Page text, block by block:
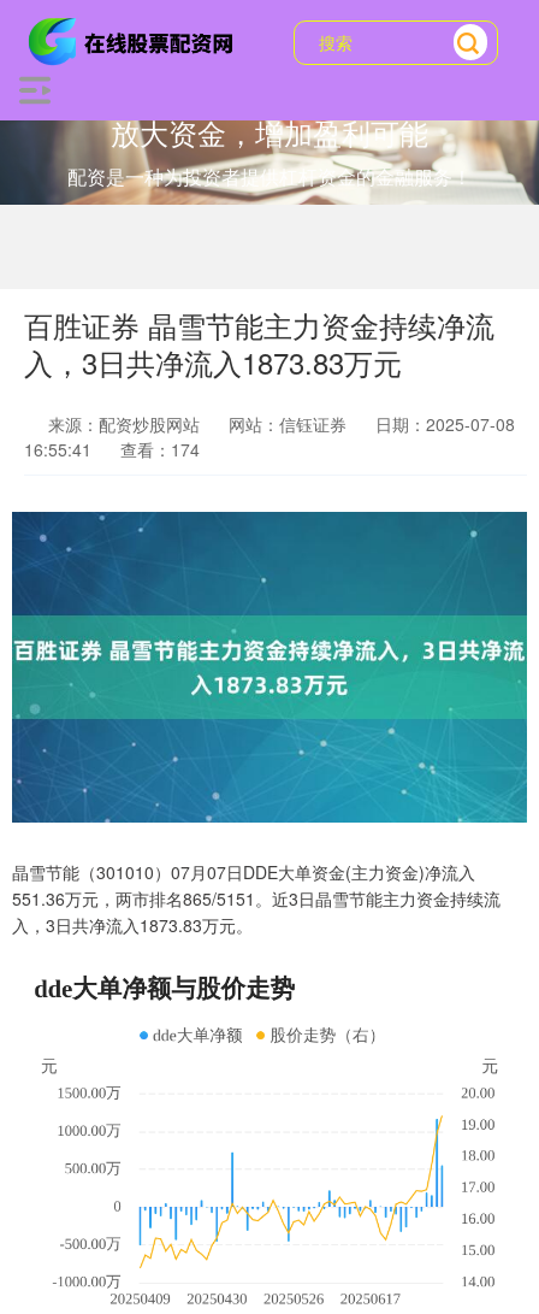
放大资金，增加盈利可能
配资是一种为投资者提供杠杆资金的金融服务！
百胜证券 晶雪节能主力资金持续净流
入，3日共净流入1873.83万元
来源：配资炒股网站 网站：信钰证券
日期：2025-07-08
16:55:41
查看：174
晶雪节能（301010）07月07日DDE大单资金(主力资金)净流入
551.36万元，两市排名865/5151。近3日晶雪节能主力资金持续流
入，3日共净流入1873.83万元。